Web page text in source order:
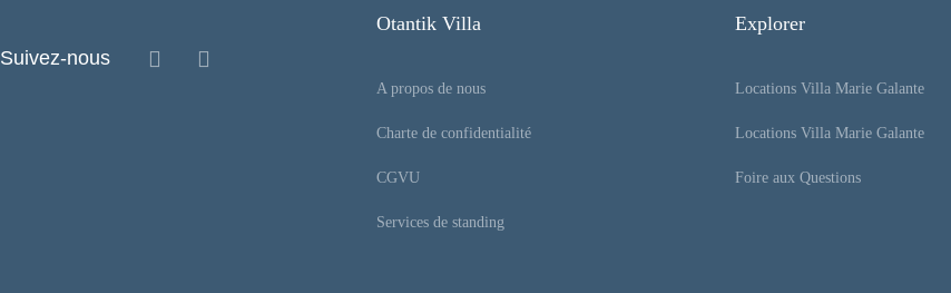
Suivez-nous
Otantik Villa
A propos de nous
Charte de confidentialité
CGVU
Services de standing
Explorer
Locations Villa Marie Galante
Locations Villa Marie Galante
Foire aux Questions